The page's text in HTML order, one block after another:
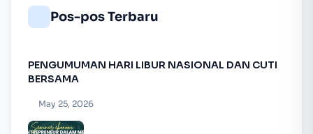
Pos-pos Terbaru
PENGUMUMAN HARI LIBUR NASIONAL DAN CUTI
BERSAMA
May 25, 2026